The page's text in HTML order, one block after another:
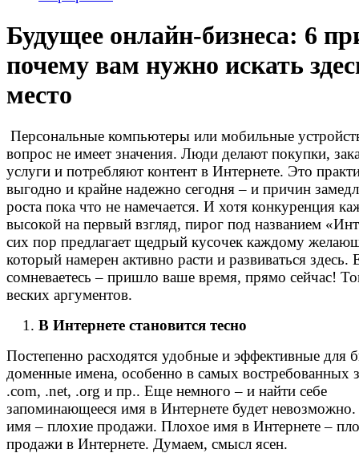
Будущее онлайн-бизнеса: 6
почему вам нужно искать
место
Персональные компьютеры или мобильные
вопрос не имеет значения. Люди делают покупки,
услуги и потребляют контент в Интернете. Это
выгодно и крайне надежно сегодня – и причин
роста пока что не намечается. И хотя конкуренция
высокой на первый взгляд, пирог под названием
сих пор предлагает щедрый кусочек каждому
который намерен активно расти и развиваться здесь.
сомневаетесь – пришло ваше время, прямо сейчас!
веских аргументов.
В Интернете становится тесно
Постепенно расходятся удобные и эффективные для
доменные имена, особенно в самых востребованных
.com, .net, .org и пр.. Еще немного – и найти себе
запоминающееся имя в Интернете будет
имя – плохие продажи. Плохое имя в Интернете –
продажи в Интернете. Думаем, смысл ясен.